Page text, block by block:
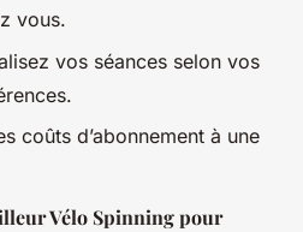
vous.
vos séances selon vos
coûts d’abonnement à une
Vélo Spinning pour